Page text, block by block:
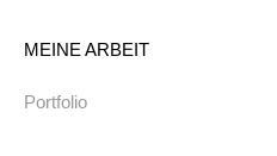
MEINE ARBEIT
Portfolio